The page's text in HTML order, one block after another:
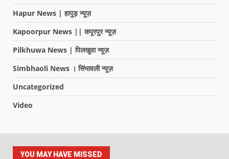
Hapur News | हापुड़ न्यूज़
Kapoorpur News || कपूरपुर न्यूज़
Pilkhuwa News | पिलखुवा न्यूज़
Simbhaoli News । सिंभावली न्यूज़
Uncategorized
Video
YOU MAY HAVE MISSED